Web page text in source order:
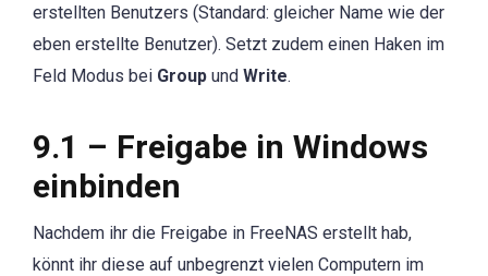
erstellten Benutzers (Standard: gleicher Name wie der
eben erstellte Benutzer). Setzt zudem einen Haken im
Feld Modus bei Group und Write.
9.1 – Freigabe in Windows
einbinden
Nachdem ihr die Freigabe in FreeNAS erstellt hab,
könnt ihr diese auf unbegrenzt vielen Computern im